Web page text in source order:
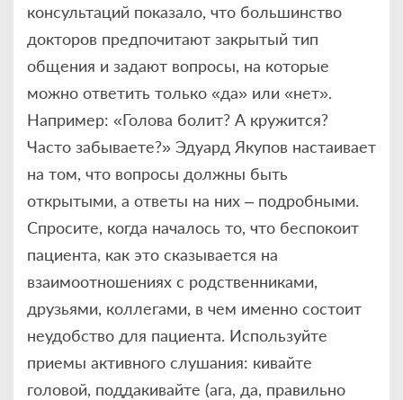
консультаций показало, что большинство
докторов предпочитают закрытый тип
общения и задают вопросы, на которые
можно ответить только «да» или «нет».
Например: «Голова болит? А кружится?
Часто забываете?» Эдуард Якупов настаивает
на том, что вопросы должны быть
открытыми, а ответы на них – подробными.
Спросите, когда началось то, что беспокоит
пациента, как это сказывается на
взаимоотношениях с родственниками,
друзьями, коллегами, в чем именно состоит
неудобство для пациента. Используйте
приемы активного слушания: кивайте
головой, поддакивайте (ага, да, правильно